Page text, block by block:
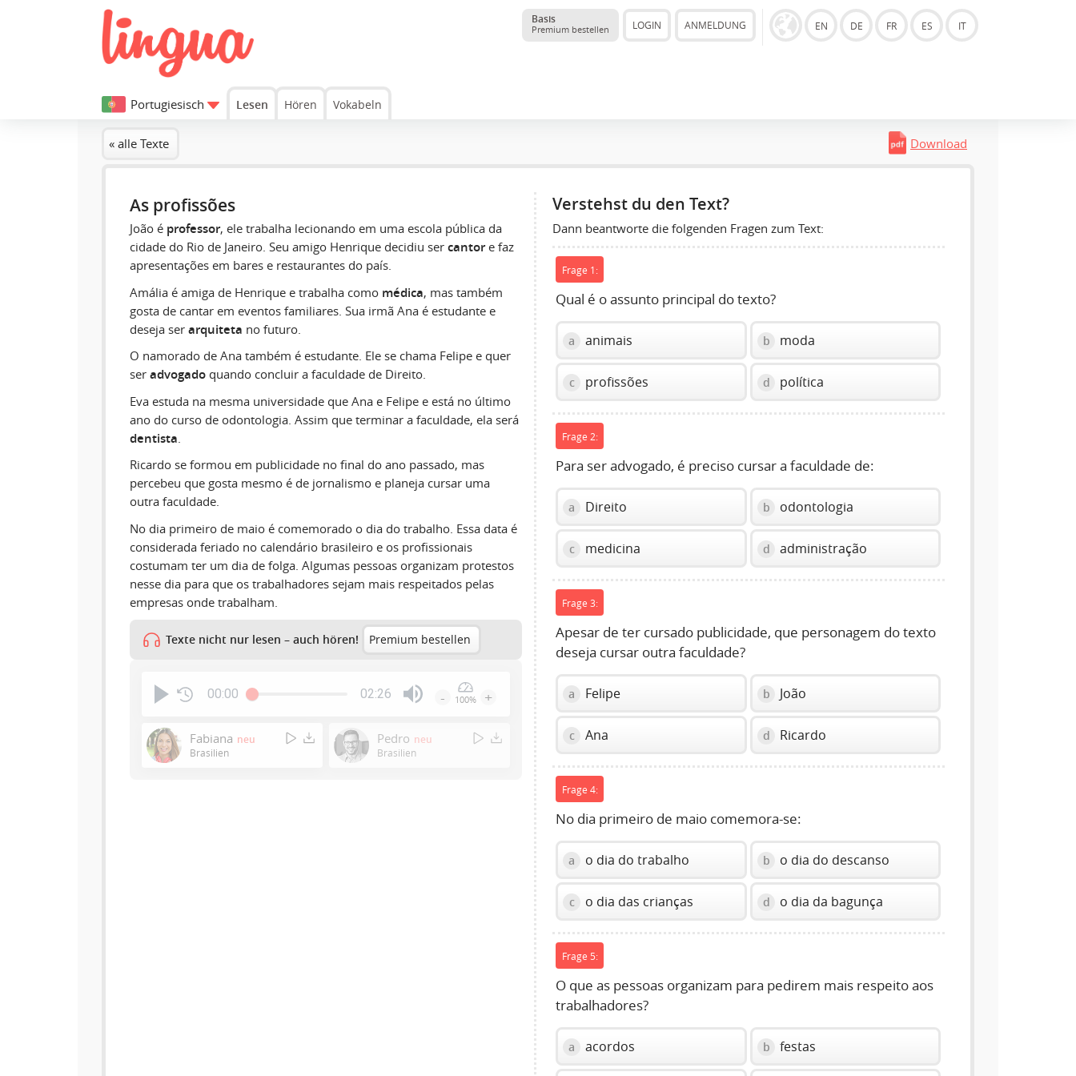
Basis
Premium bestellen LOGIN ANMELDUNG EN DE FR ES IT
Portugiesisch Lesen Hören Vokabeln
« alle Texte Download
As profissões
João é professor, ele trabalha lecionando em uma escola pública da
cidade do Rio de Janeiro. Seu amigo Henrique decidiu ser cantore faz
apresentações em bares e restaurantes do país.
Amália é amiga de Henrique e trabalha como médica, mas também
gosta de cantar em eventos familiares. Sua irmã Ana é estudante e
deseja ser arquiteta no futuro.
O namorado de Ana também é estudante. Ele se chama Felipe e quer
ser advogado quando concluir a faculdade de Direito.
Eva estuda na mesma universidade que Ana e Felipe e está no último
ano do curso de odontologia. Assim que terminar a faculdade, ela será
dentista
Ricardo se formou em publicidade no final do ano passado, mas
percebeu que gosta mesmo é de jornalismo e planeja cursar uma
outra faculdade.
No dia primeiro de maio é comemorado o dia do trabalho. Essa data é
considerada feriado no calendário brasileiro e os profissionais
costumam ter um dia de folga. Algumas pessoas organizam protestos
nesse dia para que os trabalhadores sejam mais respeitados pelas
empresas onde trabalham.
Texte nicht nur lesen – auch hören! Premium bestellen
00:00 02:26
or
- 100% +
Fabiana neu
Brasilien
Pedro neu
Brasilien
Verstehst du den Text?
Dann beantworte die folgenden Fragen zum Text:
Frage 1:
Qual é o assunto principal do texto?
a animais b moda
c profissões d política
Frage 2:
Para ser advogado, é preciso cursar a faculdade de:
a Direito b odontologia
c medicina d administração
Frage 3:
Apesar de ter cursado publicidade, que personagem do texto
deseja cursar outra faculdade?
a Felipe b João
c Ana d Ricardo
Frage 4:
No dia primeiro de maio comemora-se:
a o dia do trabalho b o dia do descanso
c o dia das crianças d o dia da bagunça
Frage 5:
O que as pessoas organizam para pedirem mais respeito aos
trabalhadores?
a acordos b festas